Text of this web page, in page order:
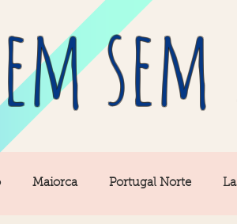
sem
Maiorca Portugal Norte